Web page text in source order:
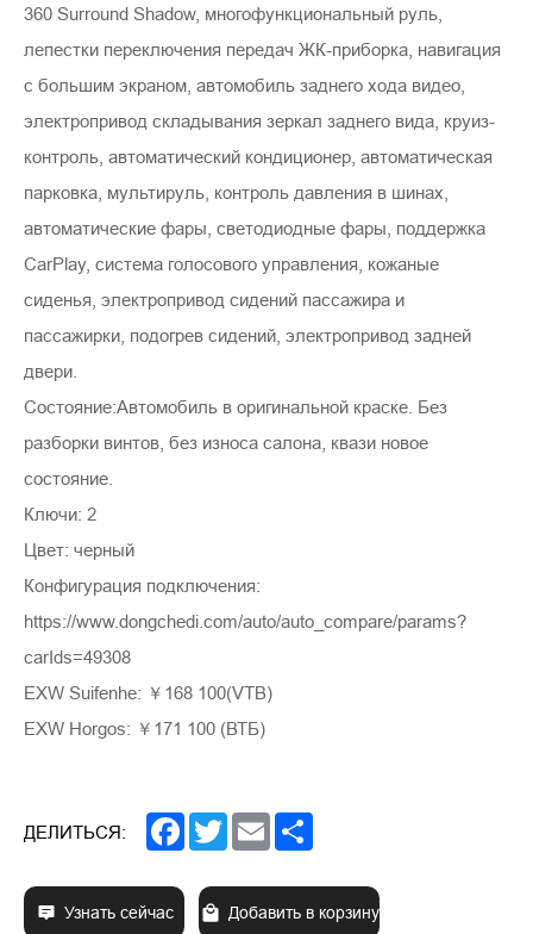
360 Surround Shadow, многофункциональный руль,
лепестки переключения передач ЖК-приборка, навигация
с большим экраном, автомобиль заднего хода видео,
электропривод складывания зеркал заднего вида, круиз-
контроль, автоматический кондиционер, автоматическая
парковка, мультируль, контроль давления в шинах,
автоматические фары, светодиодные фары, поддержка
CarPlay, система голосового управления, кожаные
сиденья, электропривод сидений пассажира и
пассажирки, подогрев сидений, электропривод задней
двери.
Состояние:Автомобиль в оригинальной краске. Без
разборки винтов, без износа салона, квази новое
состояние.
Ключи: 2
Цвет: черный
Конфигурация подключения:
https://www.dongchedi.com/auto/auto_compare/params?
carIds=49308
EXW Suifenhe: ￥168 100(VTB)
EXW Horgos: ￥171 100 (ВТБ)
ДЕЛИТЬСЯ: Facebook
TwitterEmail
Узнать сейчас Добавить в корзину